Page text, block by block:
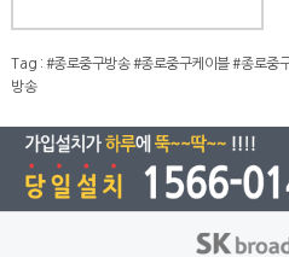
Tag : #종로중구방송 #종로중구케이블 #종로중
방송